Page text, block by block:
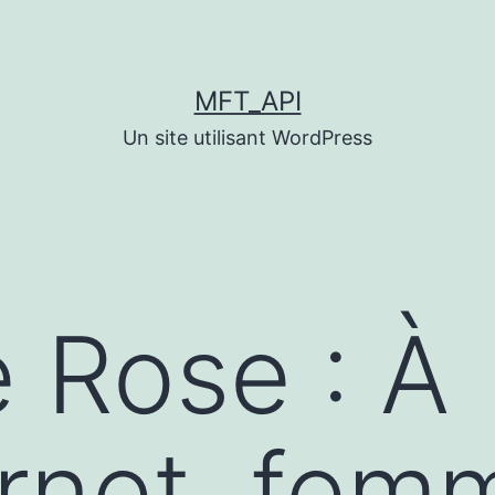
MFT_API
Un site utilisant WordPress
: À